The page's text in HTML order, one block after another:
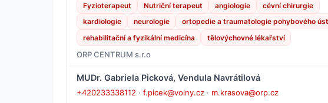
Fyzioterapeut Nutriční terapeut angiologie
cévní chirurgie
kardiologie
neurologie
ortopedie a traumatologie pohybového
rehabilitační a fyzikální medicína
tělovýchovné lékařství
ORP CENTRUM s.r.o
MUDr. Gabriela Picková, Vendula Navrátilová
+420233338112 · f.picek@volny.cz · m.krasova@orp.cz